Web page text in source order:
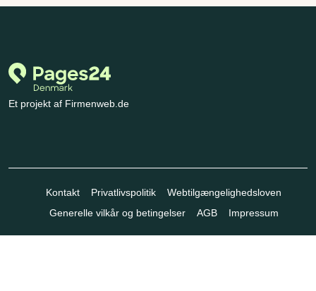
Et projekt af Firmenweb.de
Kontakt Privatlivspolitik
Webtilgængelighedsloven
Generelle vilkår og betingelser
AGB Impressum